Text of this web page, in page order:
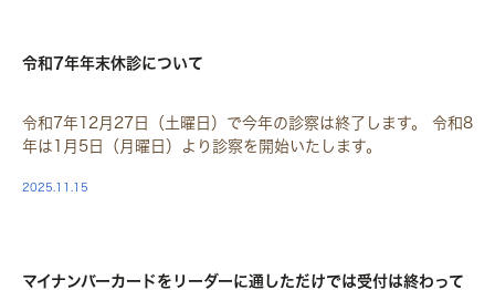
令和7年年末休診について
令和7年12月27日（土曜日）で今年の診察は終了します。 令和8
年は1月5日（月曜日）より診察を開始いたします。
2025.11.15
マイナンバーカードをリーダーに通しただけでは受付は終わって